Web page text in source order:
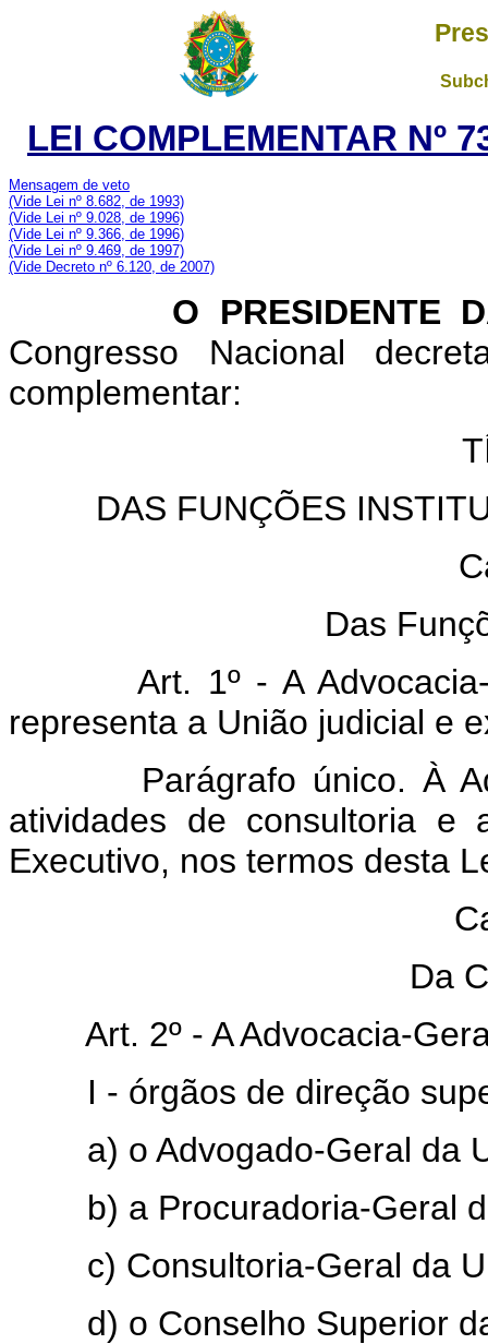
LEI COMPLEMENTAR Nº
Mensagem de veto
(Vide Lei nº 8.682, de 1993)
(Vide Lei nº 9.028, de 1996)
(Vide Lei nº 9.366, de 1996)
(Vide Lei nº 9.469, de 1997)
(Vide Decreto nº 6.120, de 2007)
O PRESIDENTE DA
Congresso Nacional
complementar:
DAS FUNÇÕES
Das
Art. 1º - A
representa a União judicial e
Parágrafo único. À
atividades de consultoria e
Executivo, nos termos desta
Da
Art. 2º - A Advocacia-
I - órgãos de direção
a) o Advogado-Geral da
b) a Procuradoria-Geral
c) Consultoria-Geral da
d) o Conselho Superior